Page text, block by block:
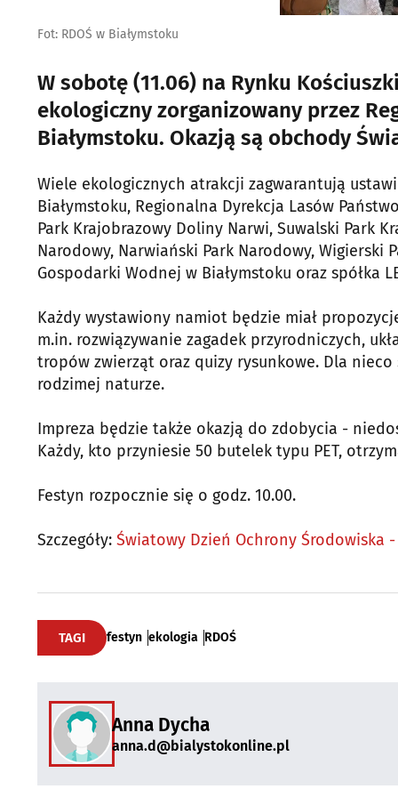
Fot: RDOŚ w Białymstoku
W sobotę (11.06) na Rynku
ekologiczny zorganizowany przez
Białymstoku. Okazją są obchody
Wiele ekologicznych atrakcji zagwarantują
Białymstoku, Regionalna Dyrekcja Lasów
Park Krajobrazowy Doliny Narwi, Suwalski Park
Narodowy, Narwiański Park Narodowy, Wigierski
Gospodarki Wodnej w Białymstoku oraz spółka
Każdy wystawiony namiot będzie miał
m.in. rozwiązywanie zagadek przyrodniczych,
tropów zwierząt oraz quizy rysunkowe. Dla
rodzimej naturze.
Impreza będzie także okazją do zdobycia -
Każdy, kto przyniesie 50 butelek typu PET,
Festyn rozpocznie się o godz. 10.00.
Szczegóły: Światowy Dzień Ochrony Środowiska
TAGI festyn ekologia RDOŚ
Anna Dycha
anna.d@bialystokonline.pl